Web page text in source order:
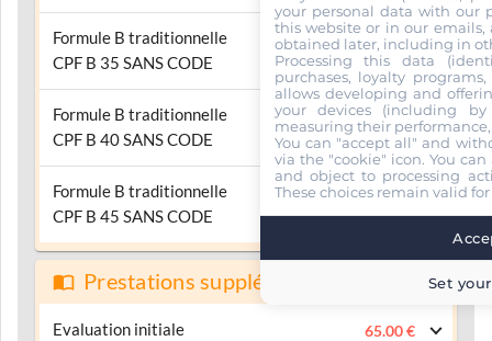
Formule B traditionnelle
CPF B 35 SANS CODE
2390.00 €
Formule B traditionnelle
CPF B 40 SANS CODE
2690.00 €
Formule B traditionnelle
CPF B 45 SANS CODE
Prestations supplémentaires
Evaluation initiale 65.00 €
your personal data with our
this website or in our emails,
obtained later, including in
Processing this data
purchases, loyalty
allows developing and
your devices (including
measuring their
You can "accept all" and
via the "cookie" icon. You
and object to processing
These choices remain valid
Set